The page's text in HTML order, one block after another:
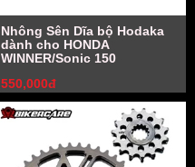
Nhông Sên Dĩa bộ Hodaka
dành cho HONDA
WINNER/Sonic 150
550,000đ